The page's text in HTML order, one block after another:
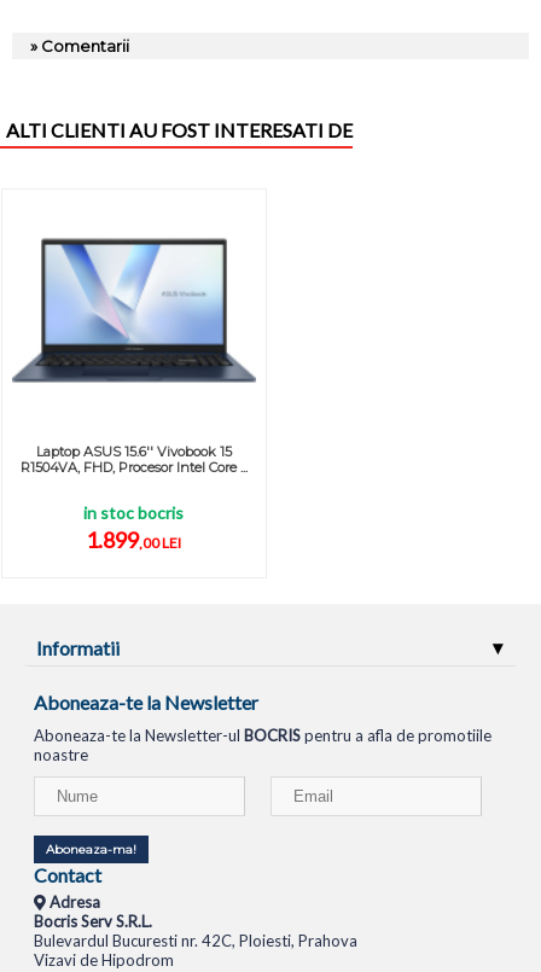
» Comentarii
ALTI CLIENTI AU FOST INTERESATI DE
Laptop ASUS 15.6'' Vivobook 15
R1504VA, FHD, Procesor Intel Core ...
in stoc bocris
1.899,00 LEI
Informatii
Aboneaza-te la Newsletter
Aboneaza-te la Newsletter-ul BOCRISpentru a afla de promotiile
noastre
Aboneaza-ma!
Contact
Adresa
Bocris Serv S.R.L.
Bulevardul Bucuresti nr. 42C, Ploiesti, Prahova
Vizavi de Hipodrom